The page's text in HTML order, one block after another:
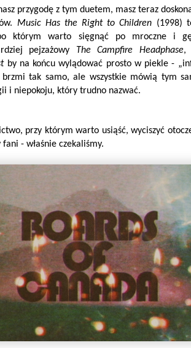
przygodę z tym duetem, masz teraz
Music Has the Right to Children (1998)
którym warto sięgnąć po mroczne i
pejzażowy The Campfire Headphase,
by na końcu wylądować prosto w piekle -
tak samo, ale wszystkie mówią tym
i niepokoju, który trudno nazwać.
przy którym warto usiąść, wyciszyć
- właśnie czekaliśmy.